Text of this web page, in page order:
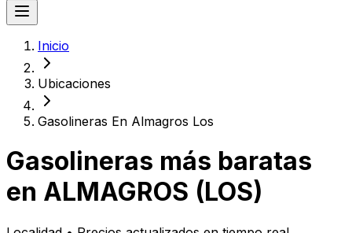
Inicio
Ubicaciones
Gasolineras En Almagros Los
Gasolineras más baratas
en ALMAGROS (LOS)